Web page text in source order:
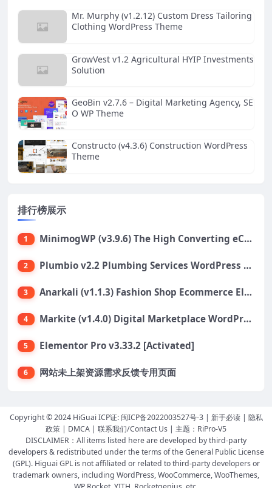
Mr. Murphy (v1.2.12) Custom Dress Tailoring
Clothing WordPress Theme
GrowVest v1.2 Agricultural HYIP Investments
Solution
GeoBin v2.7.6 – Digital Marketing Agency, SE
O WP Theme
Constructo (v4.3.6) Construction WordPress
Theme
排行榜展示
1 MinimogWP (v3.9.6) The High Converting eCommerce WordPress Theme
2 Plumbio v2.2 Plumbing Services WordPress Theme
3 Anarkali (v1.1.3) Fashion Shop Ecommerce Elementor Theme
4 Markite (v1.4.0) Digital Marketplace WordPress Theme
5 Elementor Pro v3.33.2 [Activated]
6 网站未上架资源需求反馈专用页面
Copyright © 2024 HiGuai ICP证: 闽ICP备2022003527号-3| 新手必读| 隐私
政策 | DMCA | 联系我们/Contact Us | 主题： RiPro-V5
DISCLAIMER：All items listed here are developed by third-party
developers & redistributed under the terms of the General Public License
(GPL). Higuai GPL is not affiliated or related to third-party developers or
trademark owners, including WordPress, WooCommerce, WooThemes,